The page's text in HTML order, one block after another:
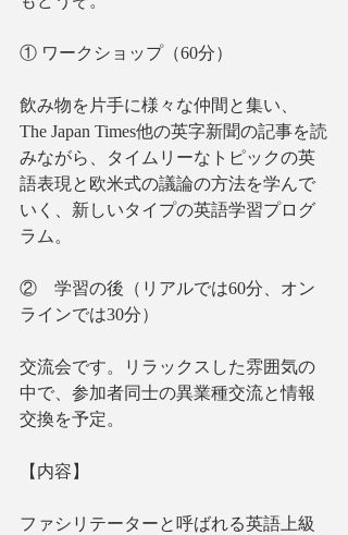
① ワークショップ（60分）
飲み物を片手に様々な仲間と集い、
The Japan Times他の英字新聞の記事を読
みながら、タイムリーなトピックの英
語表現と欧米式の議論の方法を学んで
いく、新しいタイプの英語学習プログ
ラム。
②　学習の後（リアルでは60分、オン
ラインでは30分）
交流会です。リラックスした雰囲気の
中で、参加者同士の異業種交流と情報
交換を予定。
【内容】
ファシリテーターと呼ばれる英語上級